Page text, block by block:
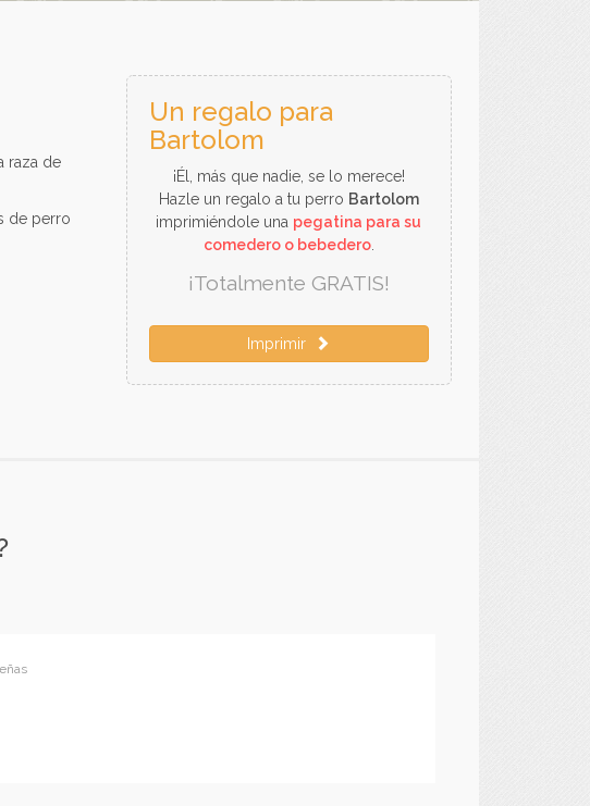
raza de
de perro
Un regalo para
Bartolom
¡Él, más que nadie, se lo merece!
Hazle un regalo a tu perro Bartolom
imprimiéndole una pegatina para su
comedero o bebedero.
¡Totalmente GRATIS!
Imprimir